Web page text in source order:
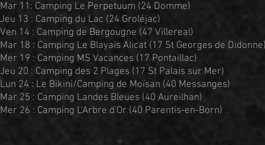
Mar 11: Camping Le Perpetuum (24 Domme)
Jeu 13 : Camping du Lac (24 Groléjac)
Ven 14 : Camping de Bergougne (47 Villereal)
Mar 18 : Camping Le Blayais Alicat (17 St Georges de
Mer 19 : Camping MS Vacances (17 Pontaillac)
Jeu 20 : Camping des 2 Plages (17 St Palais sur Mer)
Lun 24 : Le Bikini/Camping de Moïsan (40 Messanges)
Mar 25 : Camping Landes Bleues (40 Aureilhan)
Mer 26 : Camping L'Arbre d'Or (40 Parentis-en-Born)